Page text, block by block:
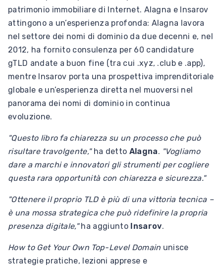
patrimonio immobiliare di Internet. Alagna e Insarov
attingono a un’esperienza profonda: Alagna lavora
nel settore dei nomi di dominio da due decenni e, nel
2012, ha fornito consulenza per 60 candidature
gTLD andate a buon fine (tra cui .xyz, .club e .app),
mentre Insarov porta una prospettiva imprenditoriale
globale e un’esperienza diretta nel muoversi nel
panorama dei nomi di dominio in continua
evoluzione.
"Questo libro fa chiarezza su un processo che può
risultare travolgente,"ha detto Alagna. "Vogliamo
dare a marchi e innovatori gli strumenti per cogliere
questa rara opportunità con chiarezza e sicurezza."
"Ottenere il proprio TLD è più di una vittoria tecnica –
è una mossa strategica che può ridefinire la propria
presenza digitale,"ha aggiunto Insarov.
How to Get Your Own Top-Level Domain unisce
strategie pratiche, lezioni apprese e